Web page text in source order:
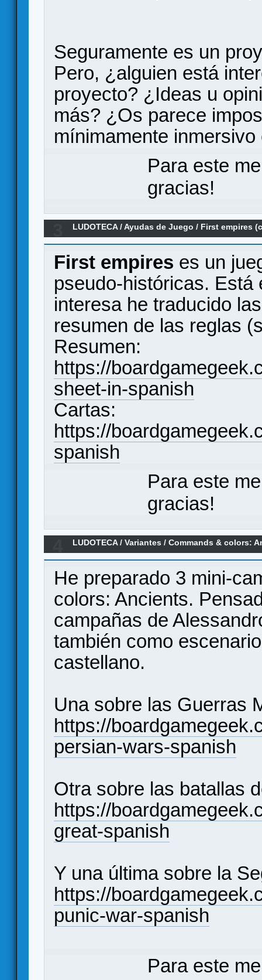
Seguramente es un
Pero, ¿alguien está
proyecto? ¿Ideas u
más? ¿Os parece
mínimamente
Para este
gracias!
LUDOTECA/Ayudas de Juego / First empires
First empires es un
pseudo-históricas. Está
interesa he traducido
resumen de las reglas
Resumen:
https://
sheet-in-spanish
Cartas:
https://
spanish
Para este
gracias!
LUDOTECA/Variantes /Commands & colors:
He preparado 3 mini-
colors: Ancients.
campañas de
también como
castellano.
Una sobre las Guerras
https://
persian-wars-spanish
Otra sobre las batallas
https://
great-spanish
Y una última sobre la
https://
punic-war-spanish
Para este